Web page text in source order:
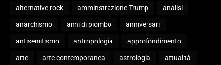
alternative rock amminstrazione Trump analisi
anarchismo anni di piombo anniversari
antisemitismo antropologia approfondimento
arte arte contemporanea astrologia attualità